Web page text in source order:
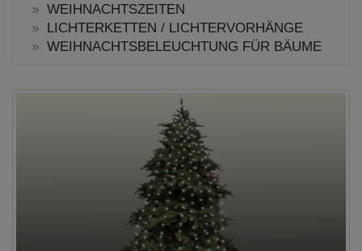
WEIHNACHTSZEITEN
LICHTERKETTEN / LICHTERVORHÄNGE
WEIHNACHTSBELEUCHTUNG FÜR BÄUME